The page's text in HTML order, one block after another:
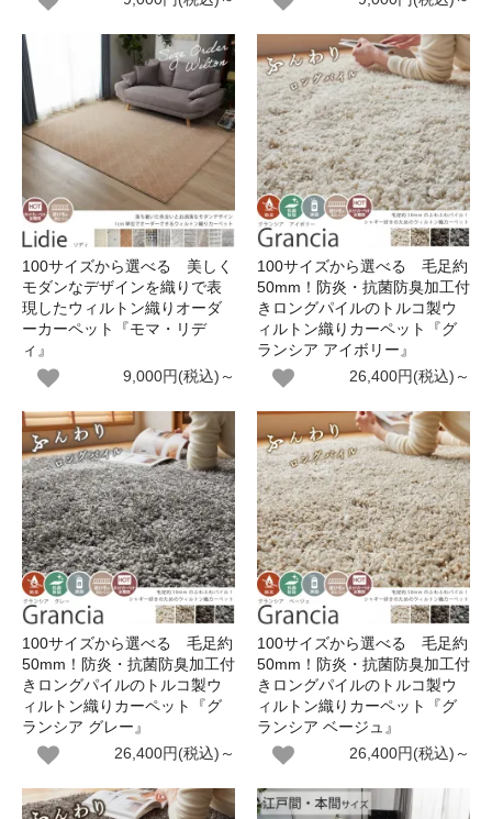
100サイズから選べる 美しく
モダンなデザインを織りで表
現したウィルトン織りオーダ
ーカーペット『モマ・リデ
ィ』
9,000円(税込)～
100サイズから選べる 毛足約
50mm！防炎・抗菌防臭加工付
きロングパイルのトルコ製ウ
ィルトン織りカーペット『グ
ランシア アイボリー』
26,400円(税込)～
100サイズから選べる 毛足約
50mm！防炎・抗菌防臭加工付
きロングパイルのトルコ製ウ
ィルトン織りカーペット『グ
ランシア グレー』
26,400円(税込)～
100サイズから選べる 毛足約
50mm！防炎・抗菌防臭加工付
きロングパイルのトルコ製ウ
ィルトン織りカーペット『グ
ランシア ベージュ』
26,400円(税込)～